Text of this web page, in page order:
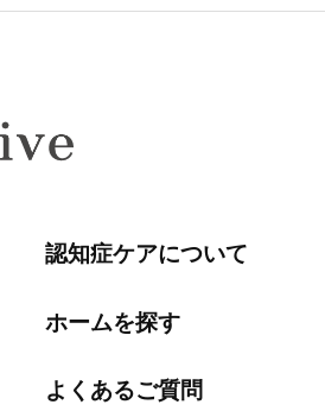
認知症ケアについて
ホームを探す
よくあるご質問